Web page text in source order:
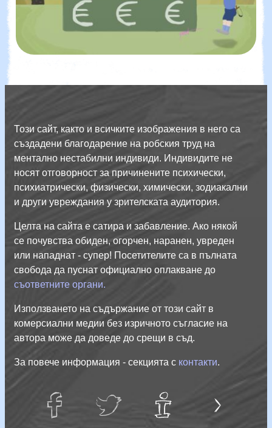
Този сайт, както и всичките изображения в него са
създадени благодарение на робския труд на
ментално нестабилни индивиди. Индивидите не
носят отговорност за причинените психически,
психиатрически, физически, химически, зодиакални
и други увреждания у зрителската аудитория.
Целта на сайта е сатира и забавление. Ако някой
се почувства обиден, огорчен, наранен, увреден
или нападнат - супер! Посетителите са в пълната
свобода да пуснат официално оплакване до
съответните органи.
Използването на съдържание от този сайт в
комерсиални медии без изричното съгласие на
автора може да доведе до срещи в съд.
За повече информация - секцията с контакти.
facebug twatter
Тук
не е
Личе
нСайт